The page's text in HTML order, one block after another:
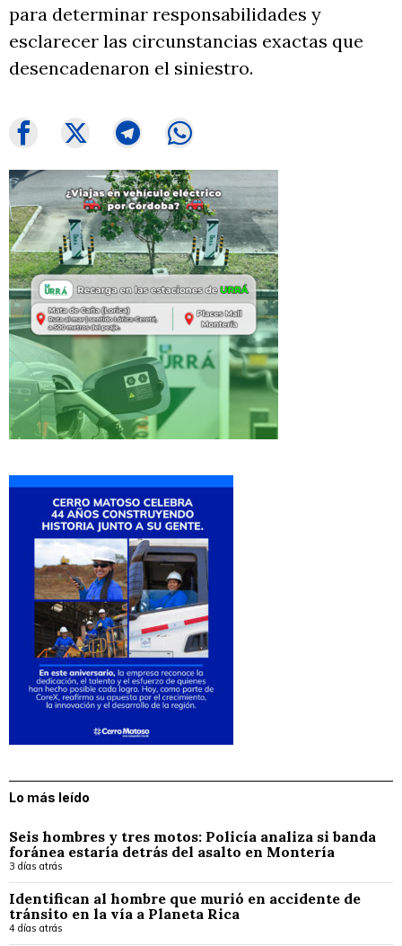
para determinar responsabilidades y
esclarecer las circunstancias exactas que
desencadenaron el siniestro.
Lo más leído
Seis hombres y tres motos: Policía analiza si banda
foránea estaría detrás del asalto en Montería
3 días atrás
Identifican al hombre que murió en accidente de
tránsito en la vía a Planeta Rica
4 días atrás